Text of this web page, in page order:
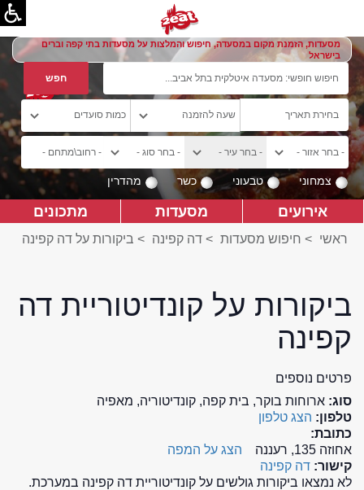
מסעדות, הזמנת מקום במסעדה, חיפוש והמלצות על מסעדות בתי קפה וברים
בישראל
צמחוני טבעוני כשר מהדרין
אירועים מסעדות מתכונים
ראשי > חיפוש מסעדות > דה קפינה > ביקורות על דה קפינה
ביקורות על קונדיטוריית דה
קפינה
פרטים נוספים
סוג: ארוחות בוקר, בית קפה, קונדיטוריה, מאפיה
טלפון: הצג טלפון
כתובת:
אחוזה 135, רעננה
הצג על המפה
קישור: דה קפינה
לא נמצאו ביקורות גולשים על קונדיטוריית דה קפינה במערכת.